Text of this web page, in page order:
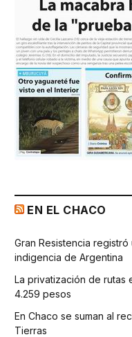
EN EL CHACO
Gran Resistencia
indigencia de Argentina
La privatización de rutas
4.259 pesos
En Chaco se suman al
Tierras